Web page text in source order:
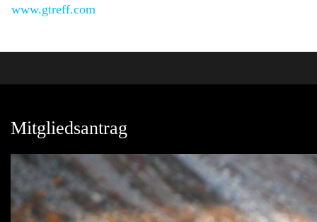
www.gtreff.com
Mitgliedsantrag